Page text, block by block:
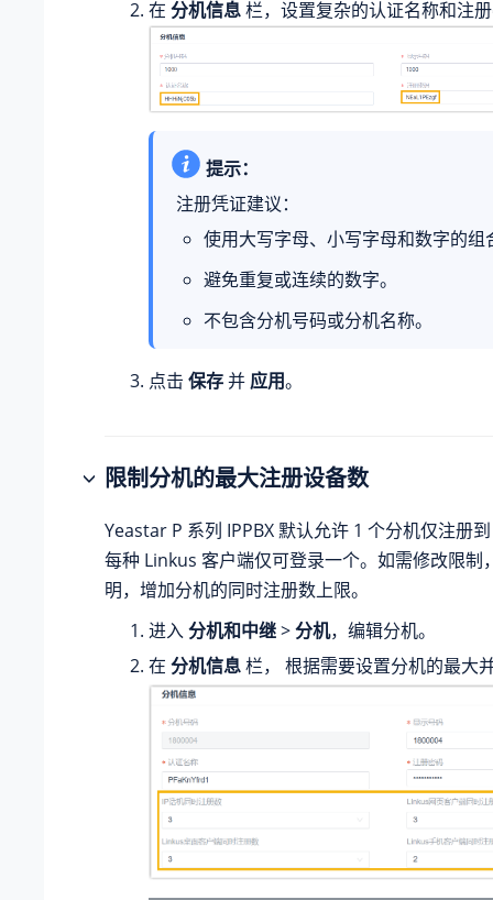
在 分机信息栏，设置复杂的认证名称和注
提示：
注册凭证建议：
使用大写字母、小写字母和数字的组
避免重复或连续的数字。
不包含分机号码或分机名称。
点击 保存并 应用。
限制分机的最大注册设备数
Yeastar P 系列 IPPBX 默认允许 1 个分机仅注册
每种 Linkus 客户端仅可登录一个。如需修改限制
明，增加分机的同时注册数上限。
进入分机和中继>分机，编辑分机。
在 分机信息栏， 根据需要设置分机的最大